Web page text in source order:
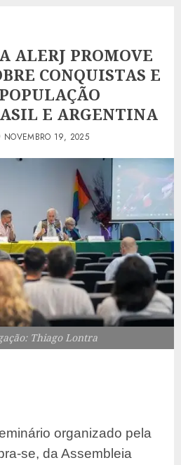
ALERJ PROMOVE
CONQUISTAS E
E ARGENTINA
NOVEMBRO 19, 2025
Thiago Lontra
organizado pela
se, da Assembleia